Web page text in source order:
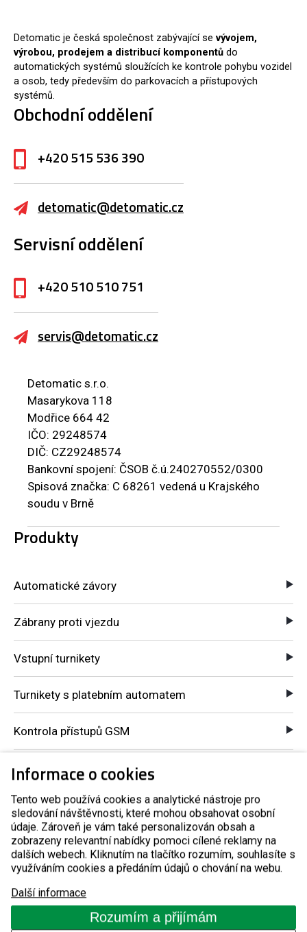
Detomatic je česká společnost zabývající se vývojem,
výrobou, prodejem a distribucí komponentů do
automatických systémů sloužících ke kontrole pohybu vozidel
a osob, tedy především do parkovacích a přístupových
systémů.
Obchodní oddělení
+420 515 536 390
detomatic@detomatic.cz
Servisní oddělení
+420 510 510 751
servis@detomatic.cz
Detomatic s.r.o.
Masarykova 118
Modřice 664 42
IČO: 29248574
DIČ: CZ29248574
Bankovní spojení: ČSOB č.ú.240270552/0300
Spisová značka: C 68261 vedená u Krajského
soudu v Brně
Produkty
Automatické závory
Zábrany proti vjezdu
Vstupní turnikety
Turnikety s platebním automatem
Kontrola přístupů GSM
Komponenty pro automatické systémy
O nás
Reference
Informace o cookies
Tento web používá cookies a analytické nástroje pro
sledování návštěvnosti, které mohou obsahovat osobní
údaje. Zároveň je vám také personalizován obsah a
zobrazeny relevantní nabídky pomoci cílené reklamy na
dalších webech. Kliknutím na tlačítko rozumím, souhlasíte s
využíváním cookies a předáním údajů o chování na webu.
Další informace
Rozumím a přijímám